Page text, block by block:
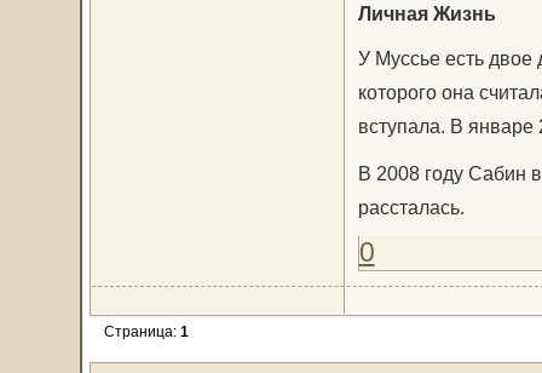
Личная Жизнь
У Муссье есть двое
которого она
вступала. В январе
В 2008 году Сабин
рассталась.
0
Страница: 1